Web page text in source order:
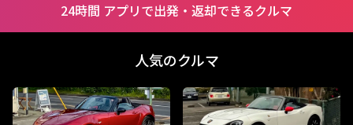
24時間 アプリで出発・返却できるクルマ
人気のクルマ